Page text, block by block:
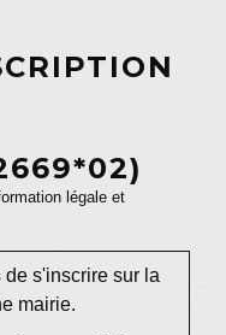
légale et
de s'inscrire sur la
mairie.